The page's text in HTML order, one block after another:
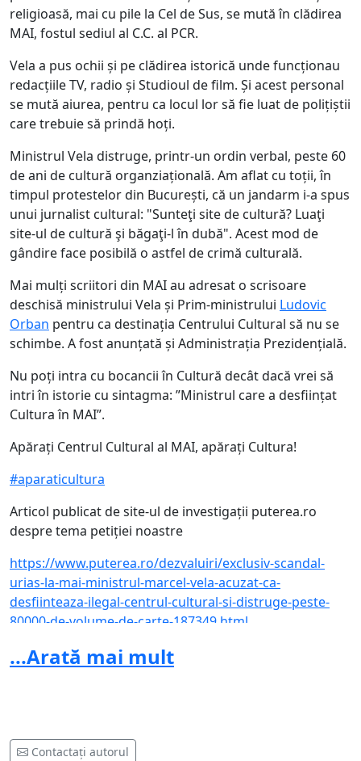
religioasă, mai cu pile la Cel de Sus, se mută în clădirea
MAI, fostul sediul al C.C. al PCR.
Vela a pus ochii și pe clădirea istorică unde funcționau
redacțiile TV, radio și Studioul de film. Și acest personal
se mută aiurea, pentru ca locul lor să fie luat de polițiștii
care trebuie să prindă hoți.
Ministrul Vela distruge, printr-un ordin verbal, peste 60
de ani de cultură organziațională. Am aflat cu toții, în
timpul protestelor din București, că un jandarm i-a spus
unui jurnalist cultural: "Sunteţi site de cultură? Luaţi
site-ul de cultură şi băgaţi-l în dubă". Acest mod de
gândire face posibilă o astfel de crimă culturală.
Mai mulți scriitori din MAI au adresat o scrisoare
deschisă ministrului Vela și Prim-ministrului Ludovic
Orban pentru ca destinația Centrului Cultural să nu se
schimbe. A fost anunțată și Administrația Prezidențială.
Nu poți intra cu bocancii în Cultură decât dacă vrei să
intri în istorie cu sintagma: ”Ministrul care a desființat
Cultura în MAI”.
Apărați Centrul Cultural al MAI, apărați Cultura!
#aparaticultura
Articol publicat de site-ul de investigații puterea.ro
despre tema petiției noastre
https://www.puterea.ro/dezvaluiri/exclusiv-scandal-
urias-la-mai-ministrul-marcel-vela-acuzat-ca-
desfiinteaza-ilegal-centrul-cultural-si-distruge-peste-
80000-de-volume-de-carte-187349.html
...Arată mai mult
Contactați autorul